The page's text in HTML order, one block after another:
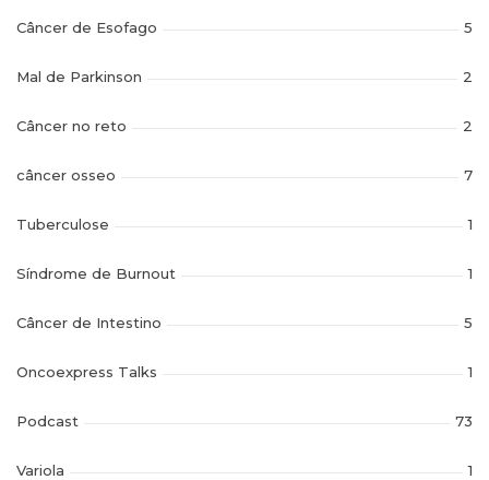
Câncer de Esofago 5
Mal de Parkinson 2
Câncer no reto 2
câncer osseo 7
Tuberculose 1
Síndrome de Burnout 1
Câncer de Intestino 5
Oncoexpress Talks 1
Podcast 73
Variola 1